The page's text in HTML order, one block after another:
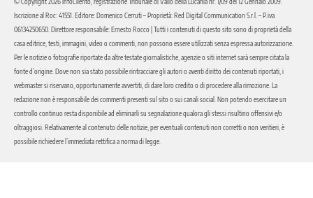
Iscrizione al Roc: 41551. Editore: Domenico Cerruti – Proprietà: Red Digital Communication S.r.l. – P.iva
06134250650. Direttore responsabile: Ernesto Rocco | Tutti i contenuti di questo sito sono di proprietà della
casa editrice, testi, immagini, video o commenti, non possono essere utilizzati senza espressa autorizzazione.
Per le notizie o fotografie riportate da altre testate giornalistiche, agenzie o siti internet sarà sempre citata la
fonte d’origine. Dove non sia stato possibile rintracciare gli autori o aventi diritto dei contenuti riportati, i
webmaster si riservano, opportunamente avvertiti, di dare loro credito o di procedere alla rimozione. La
redazione non è responsabile dei commenti presenti sul sito o sui canali social. Non potendo esercitare un
controllo continuo resta disponibile ad eliminarli su segnalazione qualora gli stessi risultino offensivi e/o
oltraggiosi. Relativamente al contenuto delle notizie, per eventuali contenuti non corretti o non veritieri, è
possibile richiedere l’immediata rettifica a norma di legge.